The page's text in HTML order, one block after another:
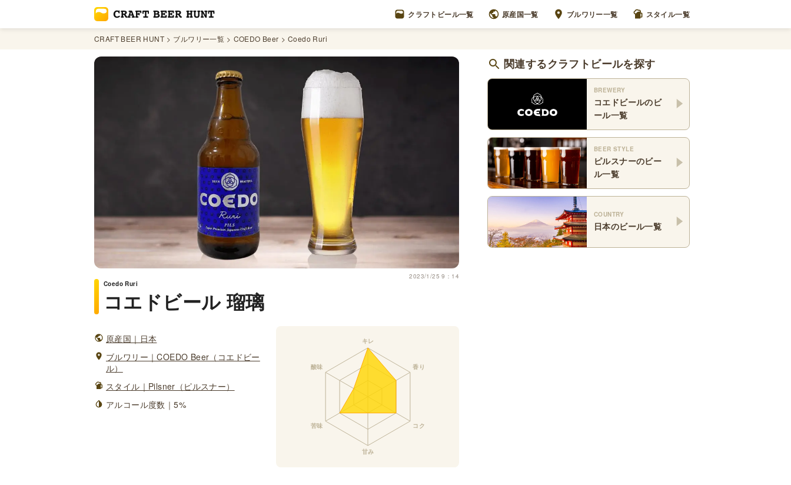
クラフトビール一覧 原産国一覧 ブルワリー一覧 スタイル一覧
CRAFT BEER HUNT ブルワリー一覧 COEDO Beer Coedo Ruri
2023/1/25 9：14
Coedo Ruri
コエドビール 瑠璃
原産国｜日本
ブルワリー｜COEDO Beer（コエドビー
ル）
スタイル｜Pilsner（ピルスナー）
アルコール度数｜5%
関連するクラフトビールを探す
BREWERY
コエドビールのビ
ール一覧
BEER STYLE
ピルスナーのビー
ル一覧
COUNTRY
日本のビール一覧